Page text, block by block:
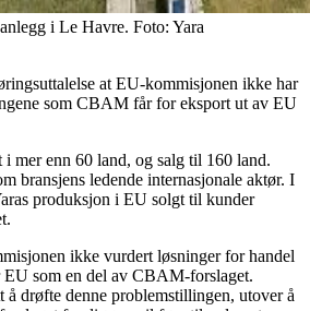
i Le Havre. Foto: Yara
at EU-kommisjonen ikke har
som CBAM får for eksport ut av EU
i mer enn 60 land, og salg til 160 land.
bransjens ledende internasjonale aktør. I
produksjon i EU solgt til kunder
ikke vurdert løsninger for handel
som en del av CBAM-forslaget.
drøfte denne problemstillingen, utover å